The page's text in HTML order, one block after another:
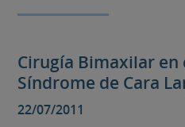
Cirugía Bimaxilar
Síndrome de Cara
22/07/2011